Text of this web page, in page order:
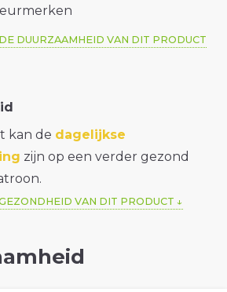
DUURZAAMHEID VAN DIT PRODUCT
kan de dagelijkse
zijn op een verder gezond
VAN DIT PRODUCT